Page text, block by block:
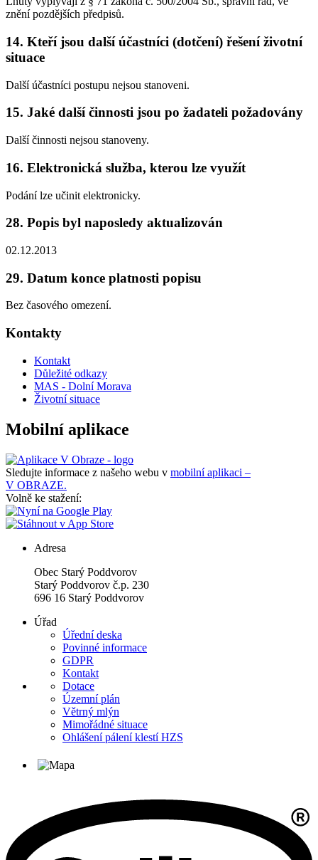
znění pozdějších předpisů.
14. Kteří jsou další účastníci (dotčení) řešení životní
situace
Další účastníci postupu nejsou stanoveni.
15. Jaké další činnosti jsou po žadateli požadovány
Další činnosti nejsou stanoveny.
16. Elektronická služba, kterou lze využít
Podání lze učinit elektronicky.
28. Popis byl naposledy aktualizován
02.12.2013
29. Datum konce platnosti popisu
Bez časového omezení.
Kontakty
Kontakt
Důležité odkazy
MAS - Dolní Morava
Životní situace
Mobilní aplikace
Sledujte informace z našeho webu v mobilní aplikaci –
V OBRAZE.
Volně ke stažení:
Adresa
Obec Starý Poddvorov
Starý Poddvorov č.p. 230
696 16 Starý Poddvorov
Úřad
Úřední deska
Povinné informace
GDPR
Kontakt
Dotace
Územní plán
Větrný mlýn
Mimořádné situace
Ohlášení pálení klestí HZS